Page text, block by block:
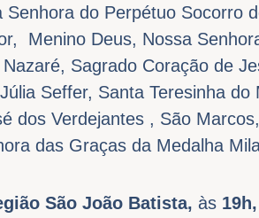
do Perpétuo Socorro
Menino Deus, Nossa
Sagrado Coração de
Seffer, Santa Teresinha do
dos Verdejantes , São
das Graças da Medalha
São João Batista, às